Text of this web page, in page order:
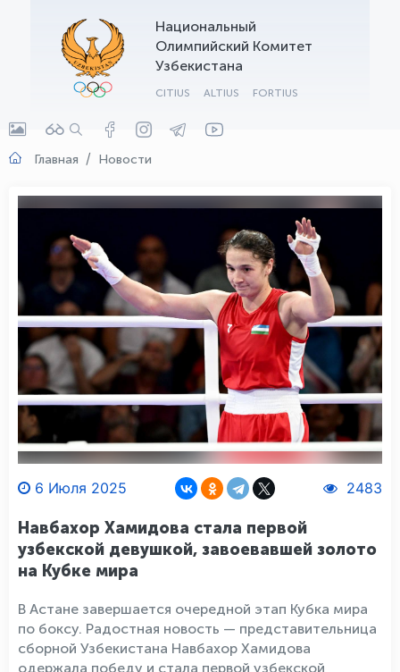
Национальный
Олимпийский Комитет
Узбекистана
CITIUS ALTIUS FORTIUS
Главная Новости
6 Июля 2025 2483
Навбахор Хамидова стала первой
узбекской девушкой, завоевавшей золото
на Кубке мира
В Астане завершается очередной этап Кубка мира
по боксу. Радостная новость — представительница
сборной Узбекистана Навбахор Хамидова
одержала победу и стала первой узбекской
OLYMPCHIK AI - yordamchi
Онлайн · olympic.uz